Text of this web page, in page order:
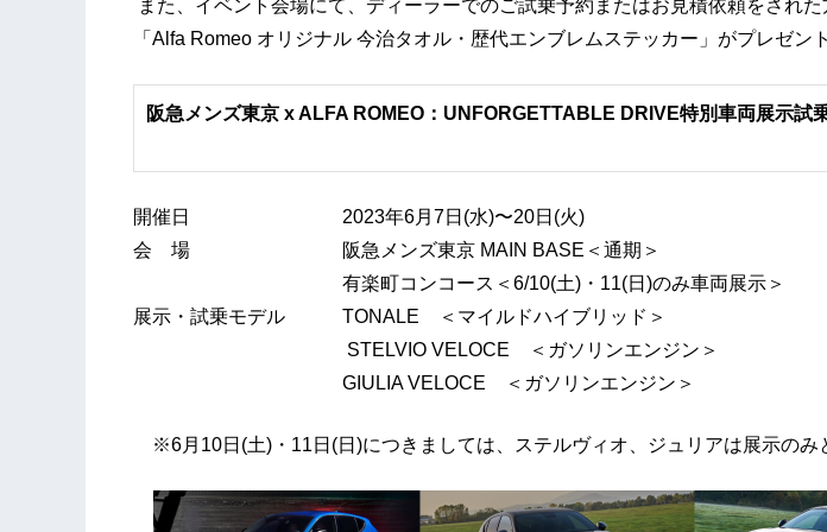
また、イベント会場にて、ディーラーでのご試乗予約またはお見積依頼をされた
「Alfa Romeo オリジナル 今治タオル・歴代エンブレムステッカー」がプレゼン
阪急メンズ東京 x ALFA ROMEO：UNFORGETTABLE DRIVE特別車両展示試
開催日 2023年6月7日(水)〜20日(火)
会 場 阪急メンズ東京 MAIN BASE＜通期＞
有楽町コンコース＜6/10(土)・11(日)のみ車両展示＞
展示・試乗モデル TONALE ＜マイルドハイブリッド＞
STELVIO VELOCE ＜ガソリンエンジン＞
GIULIA VELOCE ＜ガソリンエンジン＞
※6⽉10⽇(土)・11⽇(日)につきましては、ステルヴィオ、ジュリアは展示のみ